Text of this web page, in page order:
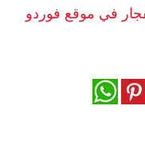
وموسيقى
في موقع فوردو